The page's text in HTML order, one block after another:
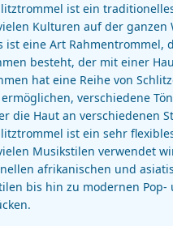
ist ein
Kulturen auf der ganzen
ist eine Art Rahmentrommel,
besteht, der mit einer
hat eine Reihe von
verschiedene
die Haut an verschiedenen
ist ein sehr
Musikstilen verwendet
afrikanischen und
bis hin zu modernen Pop-